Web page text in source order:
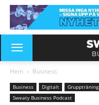
Hem Business
Business Digitalt Gruppträning
Sweaty Business Podcast